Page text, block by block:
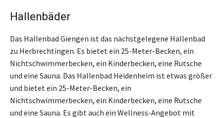
Hallenbäder
Das Hallenbad Giengen ist das nächstgelegene Hallenbad
zu Herbrechtingen. Es bietet ein 25-Meter-Becken, ein
Nichtschwimmerbecken, ein Kinderbecken, eine Rutsche
und eine Sauna. Das Hallenbad Heidenheim ist etwas größer
und bietet ein 25-Meter-Becken, ein
Nichtschwimmerbecken, ein Kinderbecken, eine Rutsche
und eine Sauna. Es gibt auch ein Wellness-Angebot mit